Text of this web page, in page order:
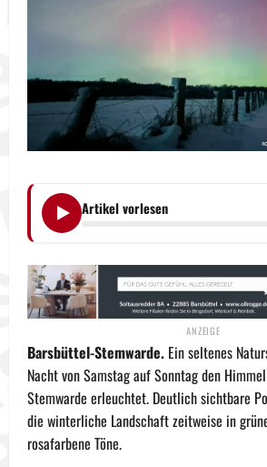
Artikel vorlesen
Barsbüttel-Stemwarde. Ein seltenes
Nacht von Samstag auf Sonntag den
Stemwarde erleuchtet. Deutlich sichtbare
die winterliche Landschaft zeitweise in
rosafarbene Töne.